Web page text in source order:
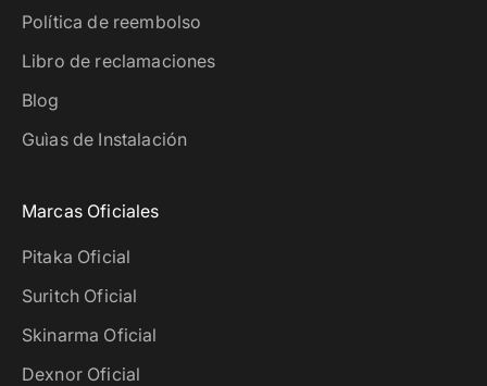
Política de reembolso
Libro de reclamaciones
Blog
Guìas de Instalación
Marcas Oficiales
Pitaka Oficial
Suritch Oficial
Skinarma Oficial
Dexnor Oficial